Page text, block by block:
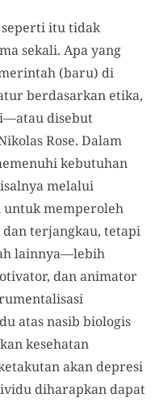
itu tidak
sekali. Apa yang
(baru) di
berdasarkan etika,
disebut
Rose. Dalam
kebutuhan
melalui
memperoleh
terjangkau, tetapi
lainnya—lebih
dan animator
atas nasib biologis
kesehatan
akan depresi
diharapkan dapat